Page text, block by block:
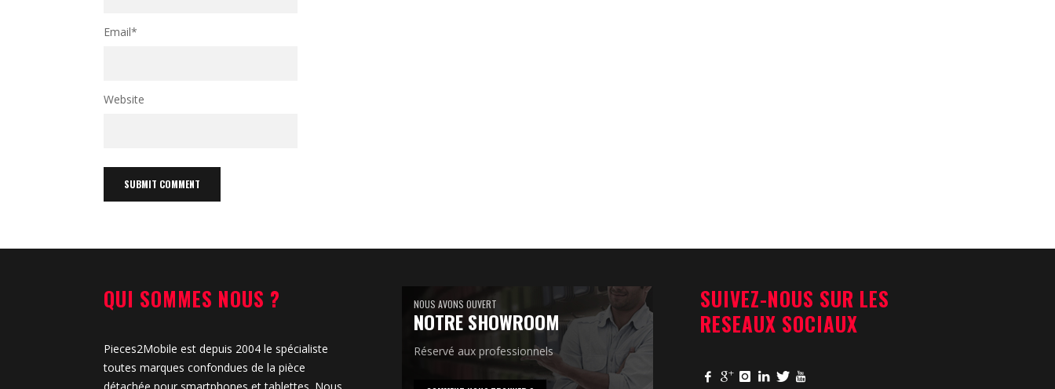
Email*
Website
QUI SOMMES NOUS ?
Pieces2Mobile est depuis 2004 le spécialiste
toutes marques confondues de la pièce
NOUS AVONS OUVERT
NOTRE SHOWROOM
Réservé aux professionnels
SUIVEZ-NOUS SUR LES
RESEAUX SOCIAUX